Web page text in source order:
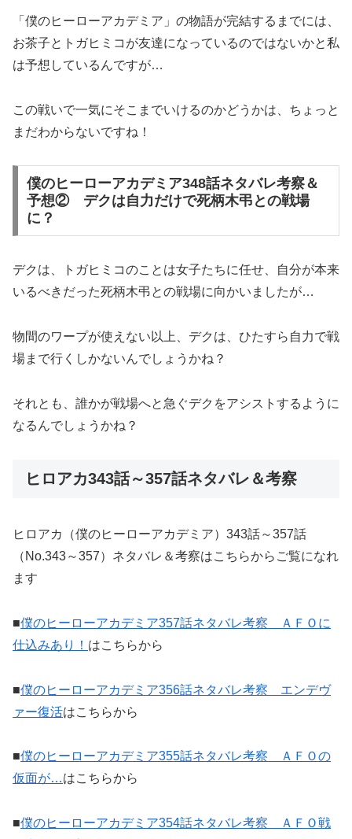
「僕のヒーローアカデミア」の物語が完結するまでには、
お茶子とトガヒミコが友達になっているのではないかと私
は予想しているんですが…
この戦いで一気にそこまでいけるのかどうかは、ちょっと
まだわからないですね！
僕のヒーローアカデミア348話ネタバレ考察＆
予想② デクは自力だけで死柄木弔との戦場
に？
デクは、トガヒミコのことは女子たちに任せ、自分が本来
いるべきだった死柄木弔との戦場に向かいましたが…
物間のワープが使えない以上、デクは、ひたすら自力で戦
場まで行くしかないんでしょうかね？
それとも、誰かが戦場へと急ぐデクをアシストするように
なるんでしょうかね？
ヒロアカ343話～357話ネタバレ＆考察
ヒロアカ（僕のヒーローアカデミア）343話～357話
（No.343～357）ネタバレ＆考察はこちらからご覧になれ
ます
■僕のヒーローアカデミア357話ネタバレ考察 ＡＦＯに
仕込みあり！ はこちらから
■僕のヒーローアカデミア356話ネタバレ考察 エンデヴ
ァー復活はこちらから
■僕のヒーローアカデミア355話ネタバレ考察 ＡＦＯの
仮面が…はこちらから
■僕のヒーローアカデミア354話ネタバレ考察 ＡＦＯ戦